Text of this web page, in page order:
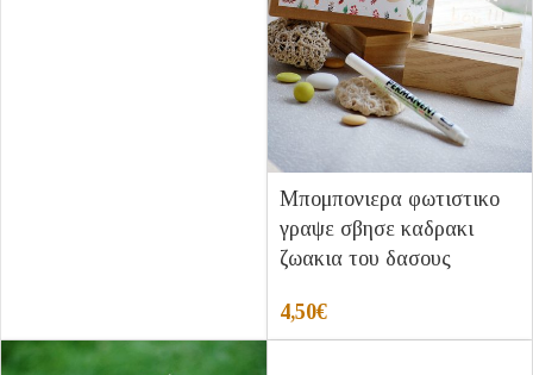
Μπομπονιερα φωτιστικο
γραψε σβησε καδρακι
ζωακια του δασους
4,50€